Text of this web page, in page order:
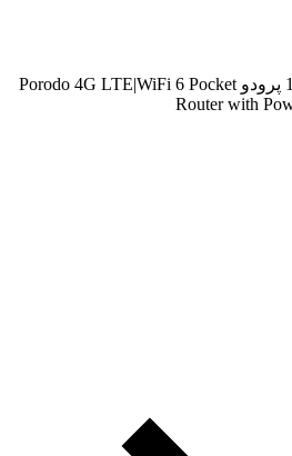
مودم جیبی و پاوربانک 10000 پرودو Porodo 4G LTE|WiFi 6 Pocket
Router with